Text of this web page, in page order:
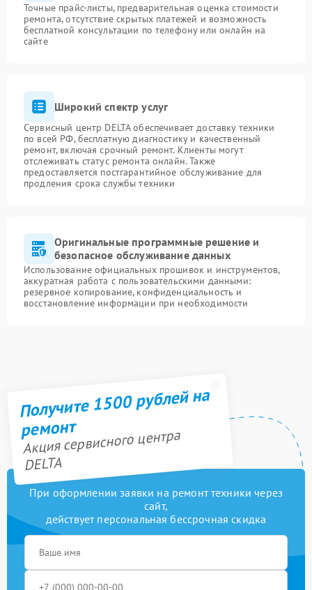
Точные прайс-листы, предварительная оценка стоимости
ремонта, отсутствие скрытых платежей и возможность
бесплатной консультации по телефону или онлайн на
сайте
Широкий спектр услуг
Сервисный центр DELTA обеспечивает доставку техники
по всей РФ, бесплатную диагностику и качественный
ремонт, включая срочный ремонт. Клиенты могут
отслеживать статус ремонта онлайн. Также
предоставляется постгарантийное обслуживание для
продления срока службы техники
Оригинальные программные решение и
безопасное обслуживание данных
Использование официальных прошивок и инструментов,
аккуратная работа с пользовательскими данными:
резервное копирование, конфиденциальность и
восстановление информации при необходимости
Получите 1500 рублей на
ремонт
Акция сервисного центра
DELTA
При оформлении заявки на ремонт техники через
сайт,
действует персональная бессрочная скидка